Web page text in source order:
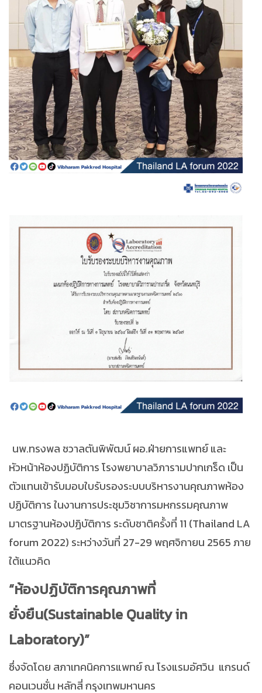
นพ.ทรงพล ชวาลตันพิพัฒน์ ผอ.ฝ่ายการแพทย์ และ
หัวหน้าห้องปฏิบัติการ โรงพยาบาลวิภารามปากเกร็ด เป็น
ตัวแทนเข้ารับมอบใบรับรองระบบบริหารงานคุณภาพห้อง
ปฏิบัติการ ในงานการประชุมวิชาการมหกรรมคุณภาพ
มาตรฐานห้องปฏิบัติการ ระดับชาติครั้งที่ 11 (Thailand LA
forum 2022) ระหว่างวันที่ 27-29 พฤศจิกายน 2565 ภาย
ใต้แนวคิด
“ห้องปฏิบัติการคุณภาพที่
ยั่งยืน(Sustainable Quality in
Laboratory)”
ซึ่งจัดโดย สภาเทคนิคการแพทย์ ณ โรงแรมอัศวิน แกรนด์
คอนเวนชั่น หลักสี่ กรุงเทพมหานคร